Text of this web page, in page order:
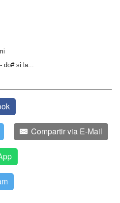
do# si la...
Compartir via E-Mail